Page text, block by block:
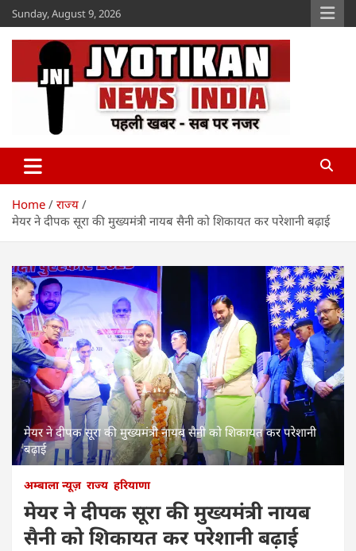
Skip
to
content
Sunday, August 9, 2026
Jyotikan
Home
राज्य
मेयर ने दीपक सूरा की मुख्यमंत्री नायब सैनी को शिकायत कर परेशानी बढ़ाई
मेयर ने दीपक सूरा की मुख्यमंत्री नायब सैनी को शिकायत कर परेशानी
बढ़ाई
अम्बाला न्यूज़ राज्य हरियाणा
मेयर ने दीपक सूरा की मुख्यमंत्री नायब
सैनी को शिकायत कर परेशानी बढ़ाई